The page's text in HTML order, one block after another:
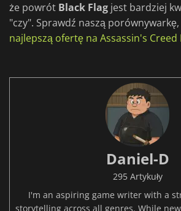
że powrót Black Flag jest bardziej
"czy". Sprawdź naszą
najlepszą ofertę na Assassin's Creed
Daniel-D
295 Artykuły
I'm an aspiring game writer with a
storytelling across all genres. While